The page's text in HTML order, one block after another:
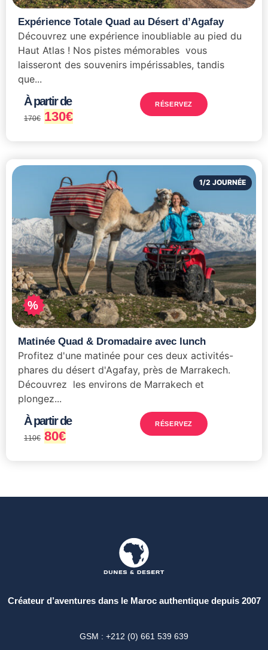
Expérience Totale Quad au Désert d’Agafay
Découvrez une expérience inoubliable au pied du
Haut Atlas ! Nos pistes mémorables vous
laisseront des souvenirs impérissables, tandis
que...
À partir de
170€ 130€
RÉSERVEZ
%
1/2 JOURNÉE
Matinée Quad & Dromadaire avec lunch
Profitez d'une matinée pour ces deux activités-
phares du désert d'Agafay, près de Marrakech.
Découvrez les environs de Marrakech et
plongez...
À partir de
110€ 80€
RÉSERVEZ
Créateur d’aventures dans le Maroc authentique depuis 2007
GSM : +212 (0) 661 539 639